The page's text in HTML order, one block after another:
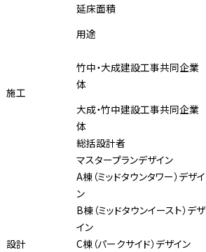
延床面積
用途
施工
竹中・大成建設工事共同企業
体
大成・竹中建設工事共同企業
体
設計
総括設計者
マスタープランデザイン
A棟（ミッドタウンタワー）デザイ
ン
B棟（ミッドタウンイースト）デザ
イン
C棟（パークサイド）デザイン